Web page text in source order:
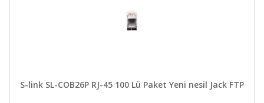
S-link SL-COB26P RJ-45 100 Lü Paket Yeni nesil Jack FTP